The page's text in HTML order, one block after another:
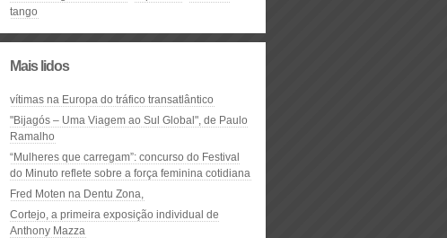
tango
Mais lidos
vítimas na Europa do tráfico transatlântico
"Bijagós – Uma Viagem ao Sul Global", de Paulo
Ramalho
“Mulheres que carregam”: concurso do Festival
do Minuto reflete sobre a força feminina cotidiana
Fred Moten na Dentu Zona,
Cortejo, a primeira exposição individual de
Anthony Mazza